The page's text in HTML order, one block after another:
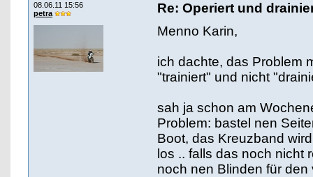
08.06.11 15:56
petra
Re: Operiert und
Menno Karin,
ich dachte, das Problem
"trainiert" und nicht
sah ja schon am
Problem: bastel nen
Boot, das Kreuzband
los .. falls das noch nicht
noch nen Blinden für